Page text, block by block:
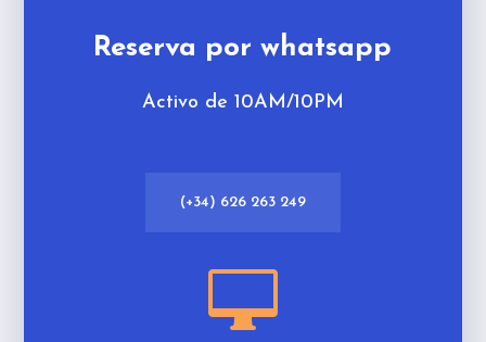
Reserva por whatsapp
Activo de 10AM/10PM
(+34) 626 263 249
